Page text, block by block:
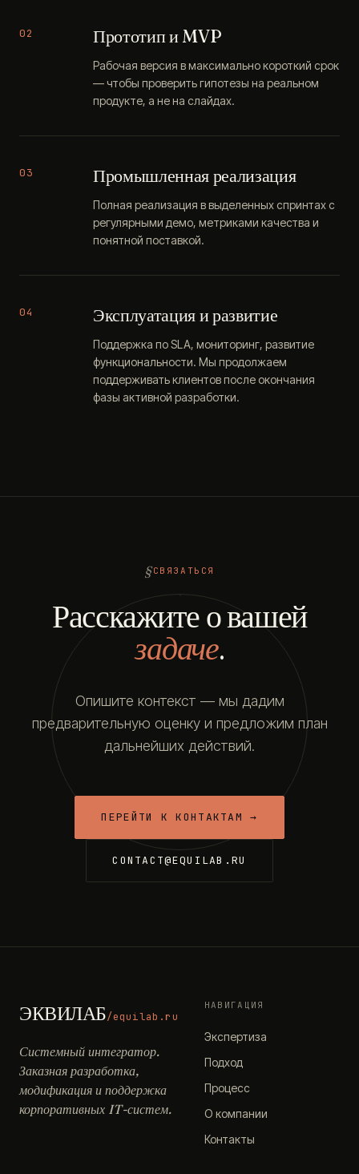
02 Прототип и MVP
Рабочая версия в максимально короткий срок
— чтобы проверить гипотезы на реальном
продукте, а не на слайдах.
03 Промышленная реализация
Полная реализация в выделенных спринтах с
регулярными демо, метриками качества и
понятной поставкой.
04 Эксплуатация и развитие
Поддержка по SLA, мониторинг, развитие
функциональности. Мы продолжаем
поддерживать клиентов после окончания
фазы активной разработки.
СВЯЗАТЬСЯ
Расскажите о вашей
задаче.
Опишите контекст — мы дадим
предварительную оценку и предложим план
дальнейших действий.
ПЕРЕЙТИ К КОНТАКТАМ →
CONTACT@EQUILAB.RU
ЭКВИЛАБ/equilab.ru
Системный интегратор.
Заказная разработка,
модификация и поддержка
корпоративных IT-систем.
НАВИГАЦИЯ
Экспертиза
Подход
Процесс
О компании
Контакты